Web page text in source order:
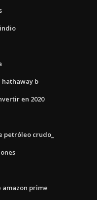
hathaway b
en 2020
petróleo crudo_
amazon prime